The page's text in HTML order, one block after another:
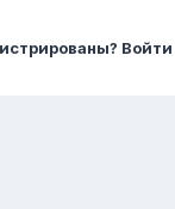
Войти